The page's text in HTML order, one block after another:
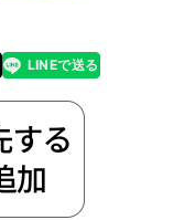
LINEで送る